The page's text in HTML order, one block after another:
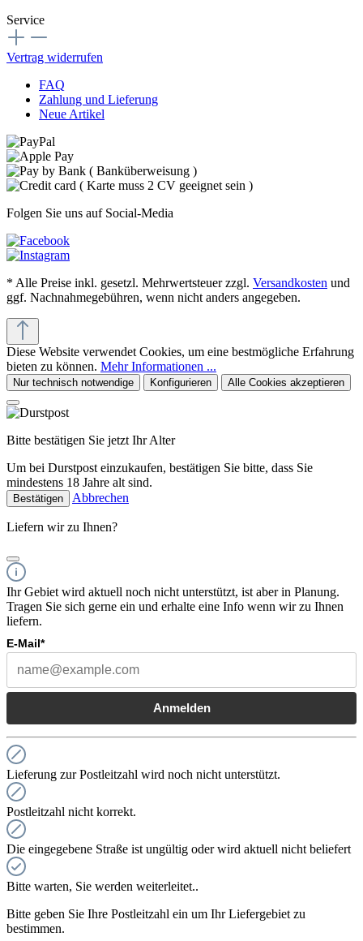
Service
Vertrag widerrufen
FAQ
Zahlung und Lieferung
Neue Artikel
Folgen Sie uns auf Social-Media
* Alle Preise inkl. gesetzl. Mehrwertsteuer zzgl. Versandkosten und
ggf. Nachnahmegebühren, wenn nicht anders angegeben.
Diese Website verwendet Cookies, um eine bestmögliche Erfahrung
bieten zu können. Mehr Informationen ...
Nur technisch notwendige Konfigurieren Alle Cookies akzeptieren
Bitte bestätigen Sie jetzt Ihr Alter
Um bei Durstpost einzukaufen, bestätigen Sie bitte, dass Sie
mindestens 18 Jahre alt sind.
Bestätigen Abbrechen
Liefern wir zu Ihnen?
Ihr Gebiet wird aktuell noch nicht unterstützt, ist aber in Planung.
Tragen Sie sich gerne ein und erhalte eine Info wenn wir zu Ihnen
liefern.
E-Mail*
Anmelden
Lieferung zur Postleitzahl wird noch nicht unterstützt.
Postleitzahl nicht korrekt.
Die eingegebene Straße ist ungültig oder wird aktuell nicht beliefert
Bitte warten, Sie werden weiterleitet..
Bitte geben Sie Ihre Postleitzahl ein um Ihr Liefergebiet zu
bestimmen.